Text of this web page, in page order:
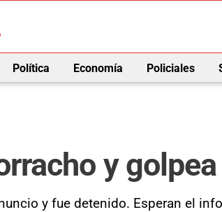
Política Economía Policiales
y
y fue detenido. Esperan el